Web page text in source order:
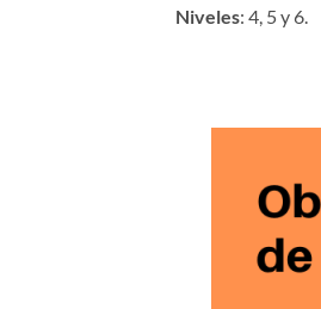
Niveles: 4, 5 y 6.